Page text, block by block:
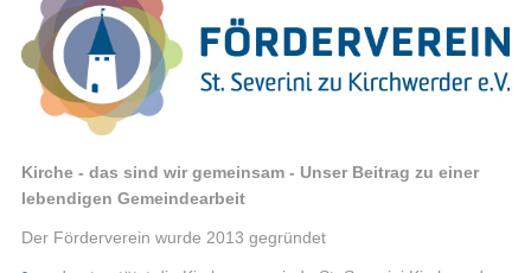
Kirche - das sind wir gemeinsam - Unser Beitrag zu einer
lebendigen Gemeindearbeit
Der Förderverein wurde 2013 gegründet